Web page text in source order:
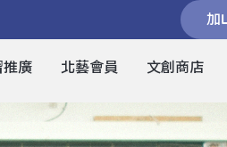
加
推廣 北藝會員 文創商店